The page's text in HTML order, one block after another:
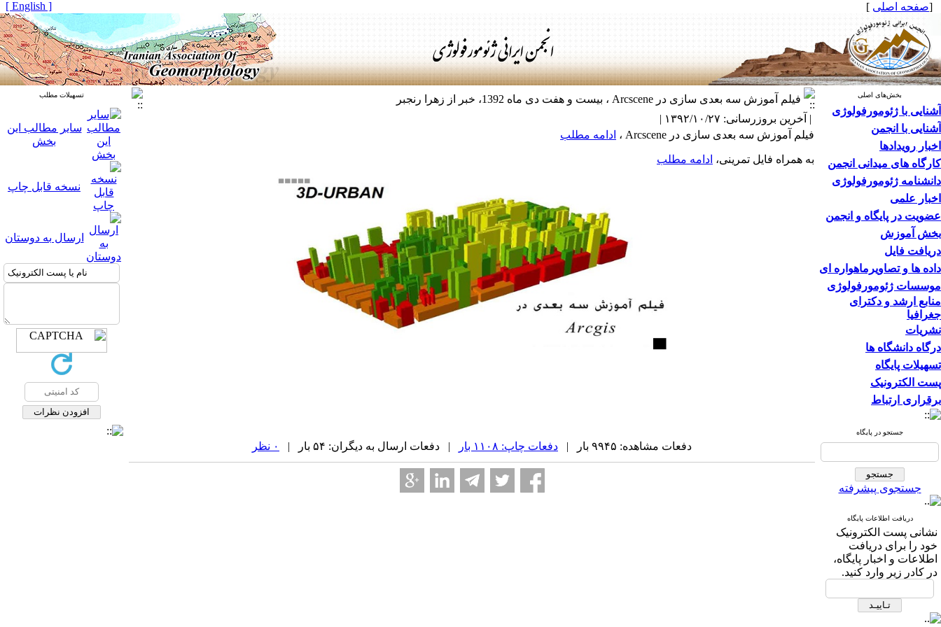
[صفحه اصلی ]
[ English ]
بخش‌های اصلی
آشنایی با ژئومورفولوژی
آشنایی با انجمن
اخبار رویدادها
کارگاه های میدانی انجمن
دانشنامه ژئومورفولوژی
اخبار علمی
عضویت در پایگاه و انجمن
بخش آموزش
دریافت فایل
داده ها و تصاویرماهواره ای
موسسات ژئومورفولوژی
منابع ارشد و دکترای
جغرافیا
نشریات
درگاه دانشگاه ها
تسهیلات پایگاه
پست الکترونیک
برقراری ارتباط
جستجو در پایگاه
جستجوی پیشرفته
دریافت اطلاعات پایگاه
نشانی پست الکترونیک
خود را برای دریافت
اطلاعات و اخبار پایگاه،
در کادر زیر وارد کنید.
فیلم آموزش سه بعدی سازی در Arcscene ، بیست و هفت دی ماه 1392، خبر از زهرا رنجبر
| آخرین بروزرسانی: ۱۳۹۲/۱۰/۲۷ |
فیلم آموزش سه بعدی سازی در Arcscene ،
ادامه مطلب
به همراه فایل تمرینی، ادامه مطلب
تسهیلات مطلب
سایر مطالب این
بخش
نسخه قابل چاپ
ارسال به دوستان
دفعات مشاهده: ۹۹۴۵ بار | دفعات چاپ: ۱۱۰۸ بار | دفعات ارسال به دیگران: ۵۴ بار | ۰ نظر